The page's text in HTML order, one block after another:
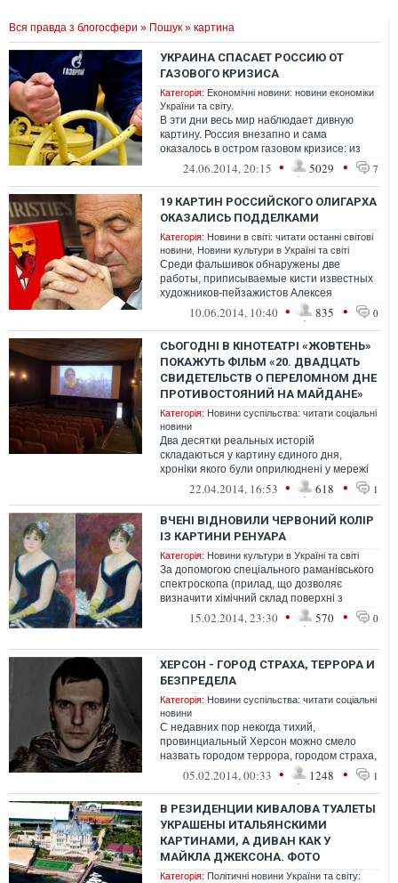
Вся правда з блогосфери » Пошук » картина
УКРАИНА СПАСАЕТ РОССИЮ ОТ
ГАЗОВОГО КРИЗИСА
Категорія: Економічні новини: новини економіки
України та світу.
В эти дни весь мир наблюдает дивную
картину. Россия внезапно и сама
оказалось в остром газовом кризисе: из
существующих трех основных
направлений пост...
24.06.2014, 20:15 • 5029 • 7
19 КАРТИН РОССИЙСКОГО ОЛИГАРХА
ОКАЗАЛИСЬ ПОДДЕЛКАМИ
Категорія: Новини в світі: читати останні світові
новини Новини культури в Україні та світі
Среди фальшивок обнаружены две
работы, приписываемые кисти известных
художников-пейзажистов Алексея
Саврасова и Александра Альтмана
10.06.2014, 10:40 • 835 • 0
СЬОГОДНІ В КІНОТЕАТРІ «ЖОВТЕНЬ»
ПОКАЖУТЬ ФІЛЬМ «20. ДВАДЦАТЬ
СВИДЕТЕЛЬСТВ О ПЕРЕЛОМНОМ ДНЕ
ПРОТИВОСТОЯНИЙ НА МАЙДАНЕ»
Категорія: Новини суспільства: читати соціальні
новини
Два десятки реальных исторій
складаються у картину єдиного дня,
хроніки якого були оприлюднені у мережі
YouTube. Одразу після презентації фільм
22.04.2014, 16:53 • 618 • 1
ВЧЕНІ ВІДНОВИЛИ ЧЕРВОНИЙ КОЛІР
ІЗ КАРТИНИ РЕНУАРА
Категорія: Новини культури в Україні та світі
За допомогою спеціального раманівського
спектроскопа (прилад, що дозволяє
визначити хімічний склад поверхні з
точністю майже до молекули), вчені визна...
15.02.2014, 23:30 • 570 • 0
ХЕРСОН - ГОРОД СТРАХА, ТЕРРОРА И
БЕЗПРЕДЕЛА
Категорія: Новини суспільства: читати соціальні
новини
С недавних пор некогда тихий,
провинциальный Херсон можно смело
назвать городом террора, городом страха,
городом беспредела. Права человека тут
05.02.2014, 00:33 • 1248 • 1
В РЕЗИДЕНЦИИ КИВАЛОВА ТУАЛЕТЫ
УКРАШЕНЫ ИТАЛЬЯНСКИМИ
КАРТИНАМИ, А ДИВАН КАК У
МАЙКЛА ДЖЕКСОНА. ФОТО
Категорія: Політичні новини України та світу: